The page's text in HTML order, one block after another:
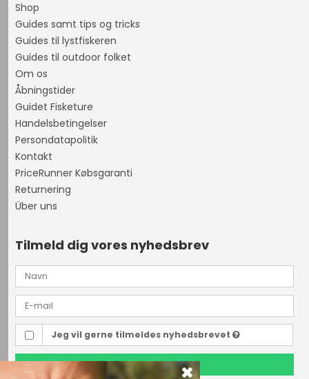
Shop
Guides samt tips og tricks
Guides til lystfiskeren
Guides til outdoor folket
Om os
Åbningstider
Guidet Fisketure
Handelsbetingelser
Persondatapolitik
Kontakt
PriceRunner Købsgaranti
Returnering
Über uns
Tilmeld dig vores nyhedsbrev
Jeg vil gerne tilmeldes nyhedsbrevet
TILMELD